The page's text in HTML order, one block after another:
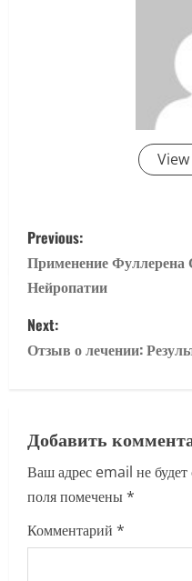
P
o
s
t
v
i
g
Previous:
Применение Фуллерена
Нейропатии
Next:
Отзыв о лечении:
Добавить
Ваш адрес email не будет
поля помечены*
Комментарий *